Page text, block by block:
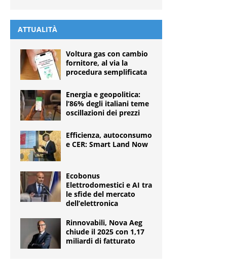
ATTUALITÀ
Voltura gas con cambio
fornitore, al via la
procedura semplificata
Energia e geopolitica:
l’86% degli italiani teme
oscillazioni dei prezzi
Efficienza, autoconsumo
e CER: Smart Land Now
Ecobonus
Elettrodomestici e AI tra
le sfide del mercato
dell’elettronica
Rinnovabili, Nova Aeg
chiude il 2025 con 1,17
miliardi di fatturato